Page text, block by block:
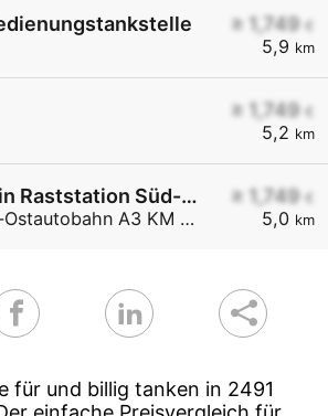
≥ 1,749 €
5,9 km
≥ 1,749 €
5,2 km
≥ 1,749 €
5,0 km
OMV - Hornstein Raststation Süd-Ostautobahn A3 KM 27,6
Raststation Sued-Ostautobahn A3 KM 27,6
für und billig tanken in 2491